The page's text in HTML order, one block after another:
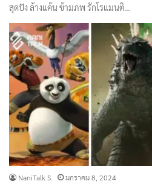
สุดปัง ล้างแค้น ข้ามภพ รักโรแมนติ…
NaniTalk S. มกราคม 8, 2024